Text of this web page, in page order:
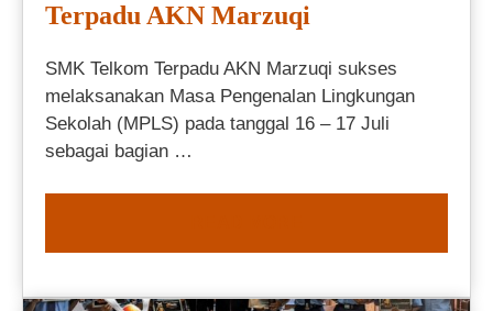
Terpadu AKN Marzuqi
SMK Telkom Terpadu AKN Marzuqi sukses
melaksanakan Masa Pengenalan Lingkungan
Sekolah (MPLS) pada tanggal 16 – 17 Juli
sebagai bagian …